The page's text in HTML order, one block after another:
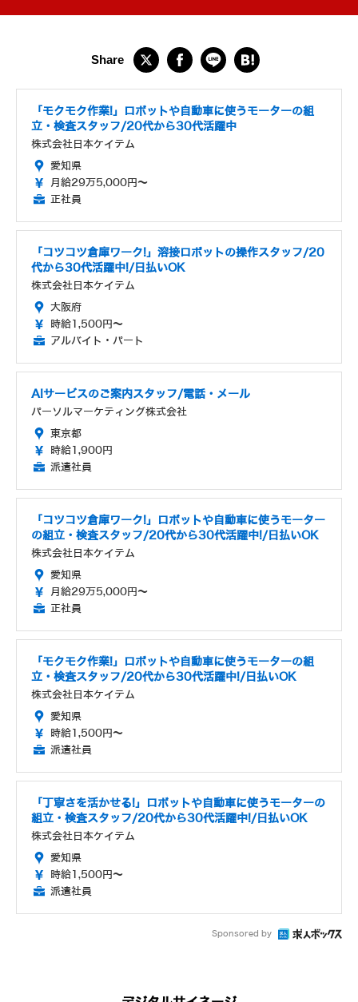
「モクモク作業!」ロボットや自動車に使うモーターの組
立・検査スタッフ/20代から30代活躍中
株式会社日本ケイテム
愛知県
月給29万5,000円～
正社員
「コツコツ倉庫ワーク!」溶接ロボットの操作スタッフ/20
代から30代活躍中!/日払いOK
株式会社日本ケイテム
大阪府
時給1,500円～
アルバイト・パート
AIサービスのご案内スタッフ/電話・メール
パーソルマーケティング株式会社
東京都
時給1,900円
派遣社員
「コツコツ倉庫ワーク!」ロボットや自動車に使うモーター
の組立・検査スタッフ/20代から30代活躍中!/日払いOK
株式会社日本ケイテム
愛知県
月給29万5,000円～
正社員
「モクモク作業!」ロボットや自動車に使うモーターの組
立・検査スタッフ/20代から30代活躍中!/日払いOK
株式会社日本ケイテム
愛知県
時給1,500円～
派遣社員
「丁寧さを活かせる!」ロボットや自動車に使うモーターの
組立・検査スタッフ/20代から30代活躍中!/日払いOK
株式会社日本ケイテム
愛知県
時給1,500円～
派遣社員
Sponsored by